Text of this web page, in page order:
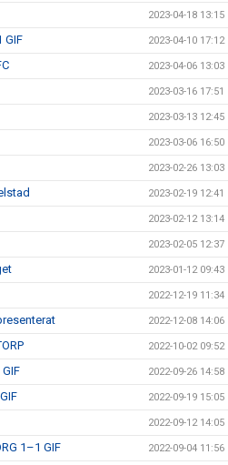
2023-04-18 13:15
GIF 2023-04-10 17:12
2023-04-06 13:03
2023-03-16 17:51
2023-03-13 12:45
2023-03-06 16:50
2023-02-26 13:03
2023-02-19 12:41
2023-02-12 13:14
2023-02-05 12:37
2023-01-12 09:43
2022-12-19 11:34
2022-12-08 14:06
2022-10-02 09:52
2022-09-26 14:58
2022-09-19 15:05
2022-09-12 14:05
1–1 GIF 2022-09-04 11:56